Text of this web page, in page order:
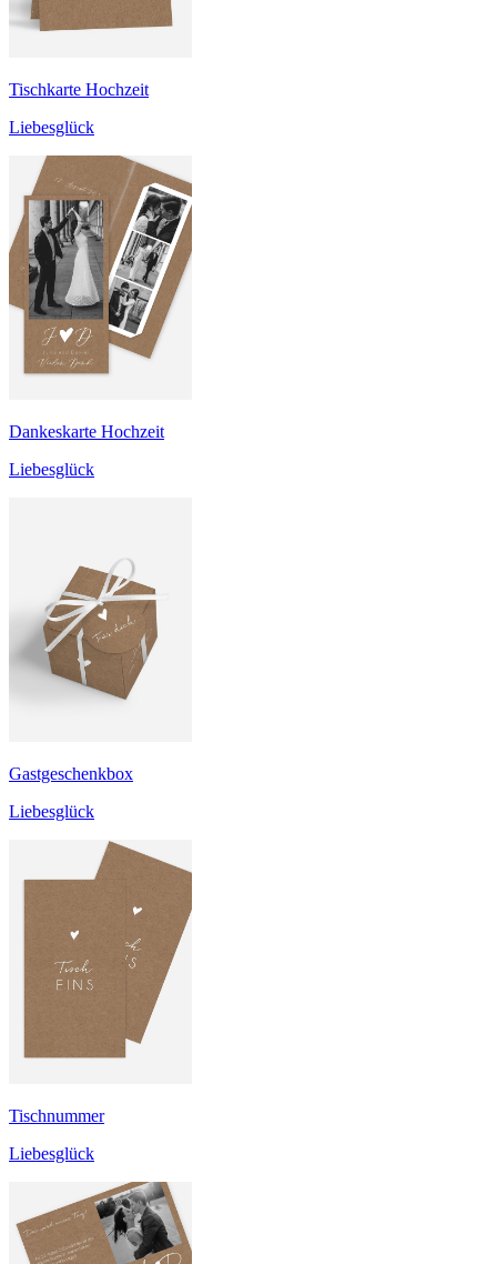
Tischkarte Hochzeit
Liebesglück
Dankeskarte Hochzeit
Liebesglück
Gastgeschenkbox
Liebesglück
Tischnummer
Liebesglück